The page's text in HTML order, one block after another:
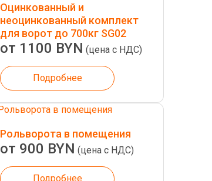
Оцинкованный и
неоцинкованный комплект
для ворот до 700кг SG02
от 1100 BYN (цена с НДС)
Подробнее
Рольворота в помещения
от 900 BYN (цена с НДС)
Подробнее